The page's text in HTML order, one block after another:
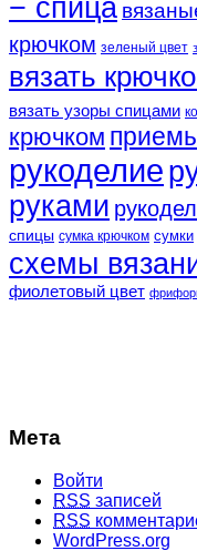
− спица
крючком зеленый цвет
вязать
вязать узоры спицами
крючком
рукоделие
руками
спицы сумка крючком сумки
схемы
фиолетовый цвет
Мета
Войти
RSS записей
RSS
WordPress.org